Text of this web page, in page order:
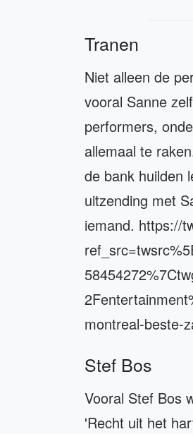
Tranen
Niet alleen de
vooral Sanne
performers,
allemaal te
de bank huilden
uitzending met
iemand. https://
montreal-beste-
Stef Bos
Vooral Stef Bos
'Recht uit het